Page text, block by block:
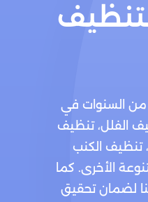
من السنوات في
الفلل، تنظيف
تنظيف الكنب
الأخرى. كما
لضمان تحقيق